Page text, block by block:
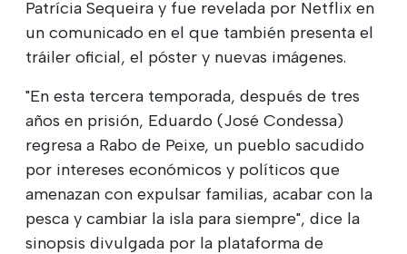
Patrícia Sequeira y fue revelada por Netflix en
un comunicado en el que también presenta el
tráiler oficial, el póster y nuevas imágenes.
"En esta tercera temporada, después de tres
años en prisión, Eduardo (José Condessa)
regresa a Rabo de Peixe, un pueblo sacudido
por intereses económicos y políticos que
amenazan con expulsar familias, acabar con la
pesca y cambiar la isla para siempre", dice la
sinopsis divulgada por la plataforma de